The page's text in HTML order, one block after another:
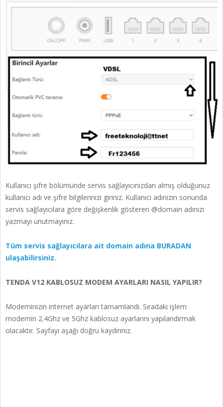
Kullanıcı şifre bölümünde servis sağlayıcınızdan almış olduğunuz
kullanıcı adı ve şifre bilgilerinizi giriniz. Kullanıcı adınızın sonunda
servis sağlayıcılara göre değişkenlik gösteren @domain adınızı
yazmayı unutmayınız.
Tüm servis sağlayıcılara ait domain adına BURADAN
ulaşabilirsiniz.
TENDA V12 KABLOSUZ MODEM AYARLARI NASIL YAPILIR?
Modeminizin internet ayarları tamamlandı. Sıradaki işlem
modemin 2.4Ghz ve 5Ghz kablosuz ayarlarını yapılandırmak
olacaktır. Sayfayı aşağı doğru kaydırınız.